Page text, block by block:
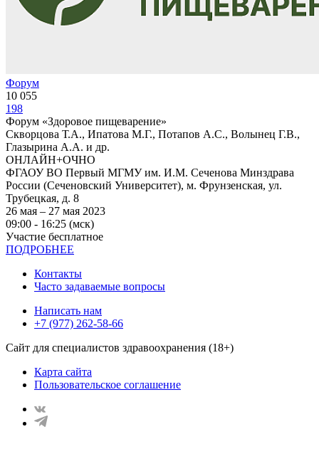
Форум
10 055
198
Форум «Здоровое пищеварение»
Скворцова Т.А., Ипатова М.Г., Потапов А.С., Волынец Г.В.,
Глазырина А.А. и др.
ОНЛАЙН+ОЧНО
ФГАОУ ВО Первый МГМУ им. И.М. Сеченова Минздрава
России (Сеченовский Университет), м. Фрунзенская, ул.
Трубецкая, д. 8
26 мая – 27 мая 2023
09:00 - 16:25 (мск)
Участие бесплатное
ПОДРОБНЕЕ
Контакты
Часто задаваемые вопросы
Написать нам
+7 (977) 262-58-66
Сайт для специалистов здравоохранения (18+)
Карта сайта
Пользовательское соглашение